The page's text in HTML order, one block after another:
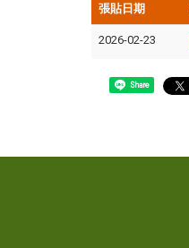
張貼日期
2026-02-23
Share